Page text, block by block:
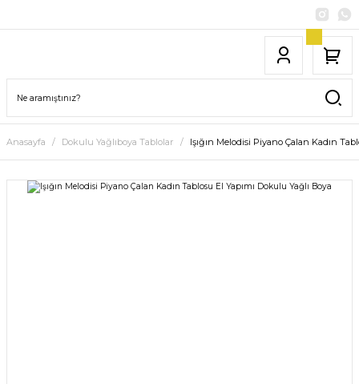
Anasayfa Dokulu Yağlıboya Tablolar Işığın Melodisi Piyano Çalan Kadın